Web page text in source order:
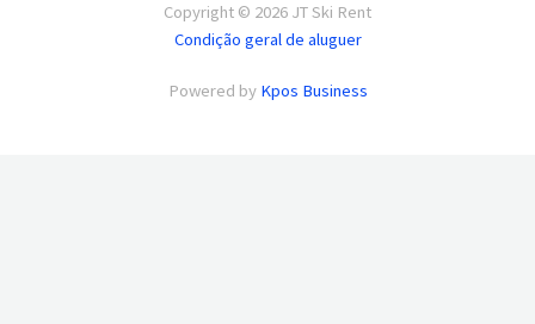
Copyright © 2026 JT Ski Rent
Condição geral de aluguer
Powered by Kpos Business